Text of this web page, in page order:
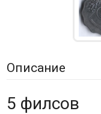
Описание
5 филсов